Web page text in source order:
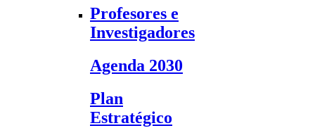
Profesores e
Investigadores
Agenda 2030
Plan
Estratégico